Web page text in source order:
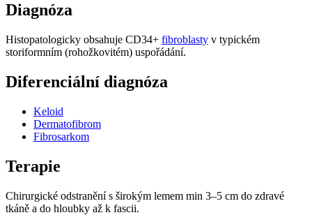
Diagnóza
Histopatologicky obsahuje CD34+ fibroblasty v typickém
storiformním (rohožkovitém) uspořádání.
Diferenciální diagnóza
Keloid
Dermatofibrom
Fibrosarkom
Terapie
Chirurgické odstranění s širokým lemem min 3–5 cm do zdravé
tkáně a do hloubky až k fascii.